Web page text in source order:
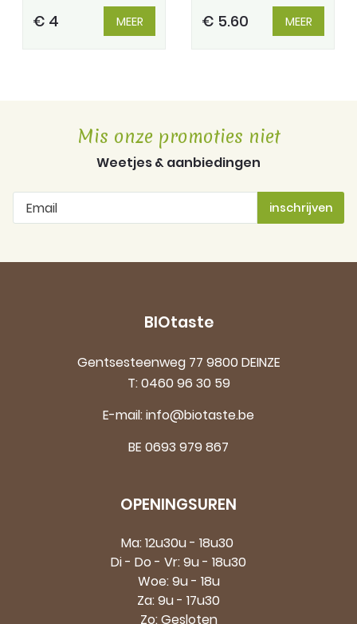
€ 4 MEER € 5.60 MEER
Mis onze promoties niet
Weetjes & aanbiedingen
BIOtaste
Gentsesteenweg 77 9800 DEINZE
T:0460 96 30 59
E-mail:info@biotaste.be
BE 0693 979 867
OPENINGSUREN
Ma: 12u30u - 18u30
Di - Do - Vr: 9u - 18u30
Woe: 9u - 18u
Za: 9u - 17u30
Zo: Gesloten